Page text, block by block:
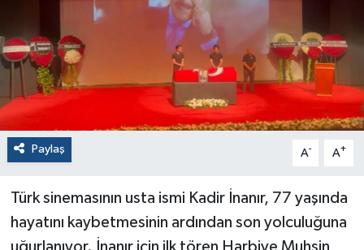
Paylaş A- A+
Türk sinemasının usta ismi Kadir İnanır, 77 yaşında
hayatını kaybetmesinin ardından son yolculuğuna